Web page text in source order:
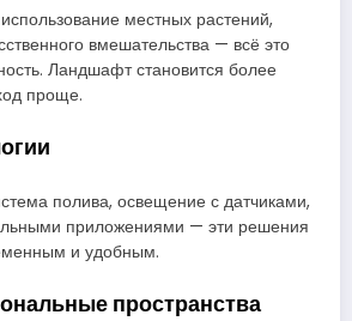
местных растений,
вмешательства — всё это
Ландшафт становится более
проще.
полива, освещение с датчиками,
приложениями — эти решения
и удобным.
пространства